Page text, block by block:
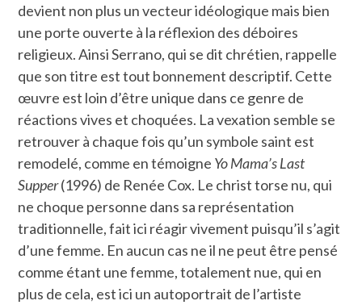
devient non plus un vecteur idéologique mais bien
une porte ouverte à la réflexion des déboires
religieux. Ainsi Serrano, qui se dit chrétien, rappelle
que son titre est tout bonnement descriptif. Cette
œuvre est loin d’être unique dans ce genre de
réactions vives et choquées. La vexation semble se
retrouver à chaque fois qu’un symbole saint est
remodelé, comme en témoigne Yo Mama’s Last
Supper(1996) de Renée Cox. Le christ torse nu, qui
ne choque personne dans sa représentation
traditionnelle, fait ici réagir vivement puisqu’il s’agit
d’une femme. En aucun cas ne il ne peut être pensé
comme étant une femme, totalement nue, qui en
plus de cela, est ici un autoportrait de l’artiste